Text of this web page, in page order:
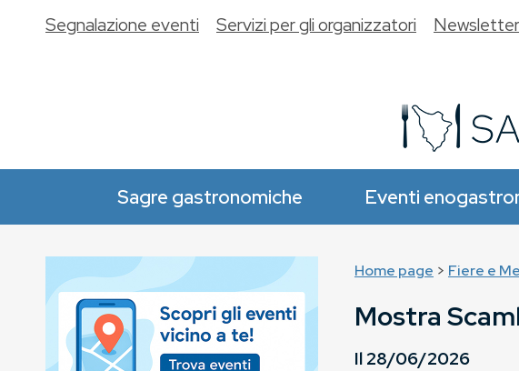
Sagre gastronomiche Eventi
Segnalazione eventi Servizi per gli organizzatori Newsletter
Home page > Fiere e
Mostra
Il28/06/2026